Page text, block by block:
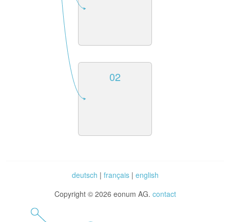
02
deutsch | français| english
Copyright © 2026 eonum AG. contact